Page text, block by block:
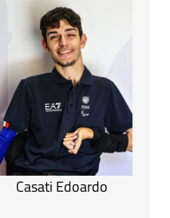
Casati Edoardo